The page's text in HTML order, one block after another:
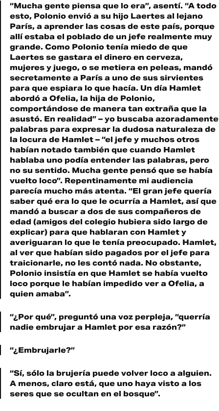
“Mucha gente piensa que lo era”, asentí. “A todo
esto, Polonio envió a su hijo Laertes al lejano
París, a aprender las cosas de este país, porque
allí estaba el poblado de un jefe realmente muy
grande. Como Polonio tenía miedo de que
Laertes se gastara el dinero en cerveza,
mujeres y juego, o se metiera en peleas, mandó
secretamente a París a uno de sus sirvientes
para que espiara lo que hacía. Un día Hamlet
abordó a Ofelia, la hija de Polonio,
comportándose de manera tan extraña que la
asustó. En realidad” – yo buscaba azoradamente
palabras para expresar la dudosa naturaleza de
la locura de Hamlet – “el jefe y muchos otros
habían notado también que cuando Hamlet
hablaba uno podía entender las palabras, pero
no su sentido. Mucha gente pensó que se había
vuelto loco”. Repentinamente mi audiencia
parecía mucho más atenta. “El gran jefe quería
saber qué era lo que le ocurría a Hamlet, así que
mandó a buscar a dos de sus compañeros de
edad (amigos del colegio hubiera sido largo de
explicar) para que hablaran con Hamlet y
averiguaran lo que le tenía preocupado. Hamlet,
al ver que habían sido pagados por el jefe para
traicionarle, no les contó nada. No obstante,
Polonio insistía en que Hamlet se había vuelto
loco porque le habían impedido ver a Ofelia, a
quien amaba”.
“¿Por qué”, preguntó una voz perpleja, “querría
nadie embrujar a Hamlet por esa razón?”
“¿Embrujarle?”
“Sí, sólo la brujería puede volver loco a alguien.
A menos, claro está, que uno haya visto a los
seres que se ocultan en el bosque”.